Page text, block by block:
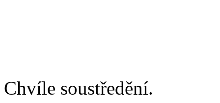
Chvíle soustředění.